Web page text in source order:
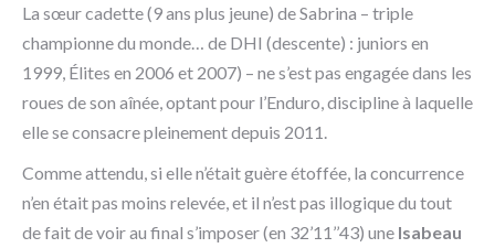
La sœur cadette (9 ans plus jeune) de Sabrina – triple
championne du monde… de DHI (descente) : juniors en
1999, Élites en 2006 et 2007) – ne s’est pas engagée dans les
roues de son aînée, optant pour l’Enduro, discipline à laquelle
elle se consacre pleinement depuis 2011.
Comme attendu, si elle n’était guère étoffée, la concurrence
n’en était pas moins relevée, et il n’est pas illogique du tout
de fait de voir au final s’imposer (en 32’11’’43) une Isabeau